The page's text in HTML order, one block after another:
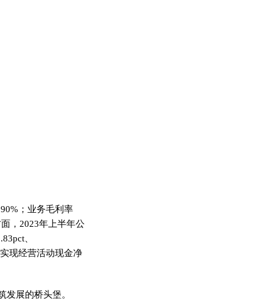
；业务毛利率
，2023年上半年公
、
现经营活动现金净
展的桥头堡。